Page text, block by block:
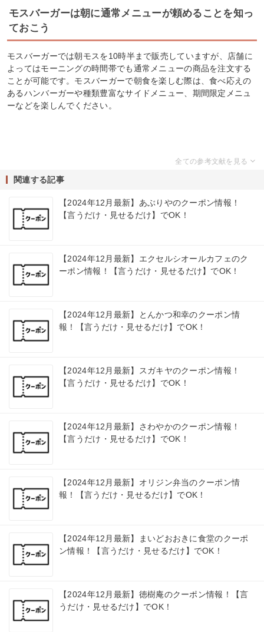
モスバーガーは朝に通常メニューが頼めることを知っ
ておこう
モスバーガーでは朝モスを10時半まで販売していますが、店舗に
よってはモーニングの時間帯でも通常メニューの商品を注文する
ことが可能です。モスバーガーで朝食を楽しむ際は、食べ応えの
あるハンバーガーや種類豊富なサイドメニュー、期間限定メニュ
ーなどを楽しんでください。
関連する記事
【2024年12月最新】あぶりやのクーポン情報！
【言うだけ・見せるだけ】でOK！
【2024年12月最新】エクセルシオールカフェのク
ーポン情報！【言うだけ・見せるだけ】でOK！
【2024年12月最新】とんかつ和幸のクーポン情
報！【言うだけ・見せるだけ】でOK！
【2024年12月最新】スガキヤのクーポン情報！
【言うだけ・見せるだけ】でOK！
【2024年12月最新】さわやかのクーポン情報！
【言うだけ・見せるだけ】でOK！
【2024年12月最新】オリジン弁当のクーポン情
報！【言うだけ・見せるだけ】でOK！
【2024年12月最新】まいどおおきに食堂のクーポ
ン情報！【言うだけ・見せるだけ】でOK！
【2024年12月最新】徳樹庵のクーポン情報！【言
うだけ・見せるだけ】でOK！